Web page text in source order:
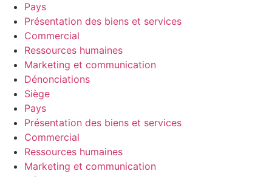
Pays
Présentation des biens et services
Commercial
Ressources humaines
Marketing et communication
Dénonciations
Siège
Pays
Présentation des biens et services
Commercial
Ressources humaines
Marketing et communication